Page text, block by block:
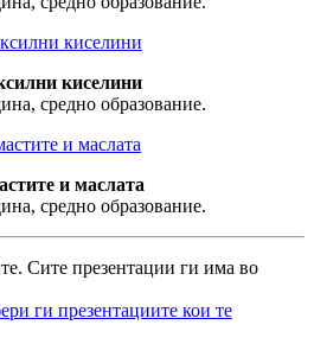
киселини
средно образование.
и маслата
средно образование.
Сите презентации ги има во
ги презентациите кои те